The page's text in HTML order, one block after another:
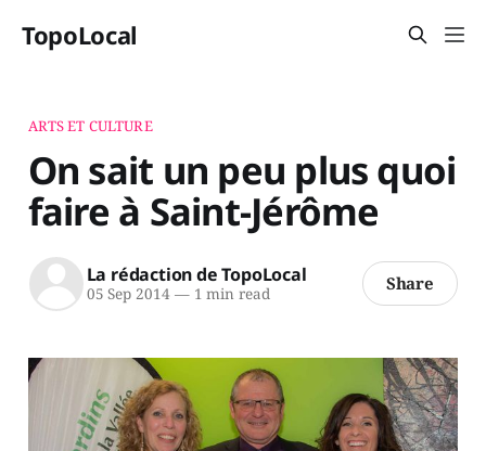
TopoLocal
ARTS ET CULTURE
On sait un peu plus quoi
faire à Saint-Jérôme
La rédaction de TopoLocal
05 Sep 2014 —1 min read Share